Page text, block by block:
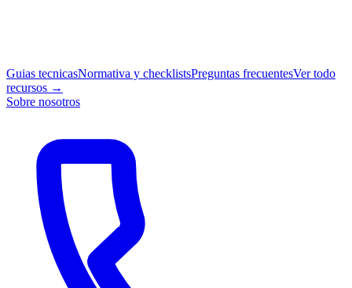
Guias tecnicasNormativa y checklistsPreguntas frecuentesVer todo
recursos →
Sobre nosotros